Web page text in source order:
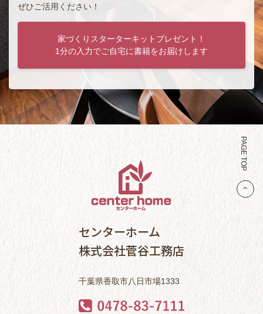
ぜひご活用ください！
家づくりスターターキットプレゼント！
1分の入力でご自宅に書籍をお届けします
PAGE TOP
センターホーム
株式会社菅谷工務店
千葉県香取市八日市場1333